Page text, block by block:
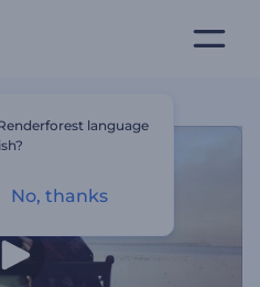
language
No, thanks